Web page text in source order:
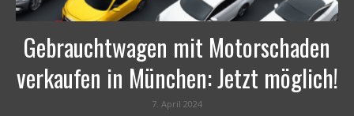
Gebrauchtwagen mit Motorschaden
verkaufen in München: Jetzt möglich!
7. April 2024